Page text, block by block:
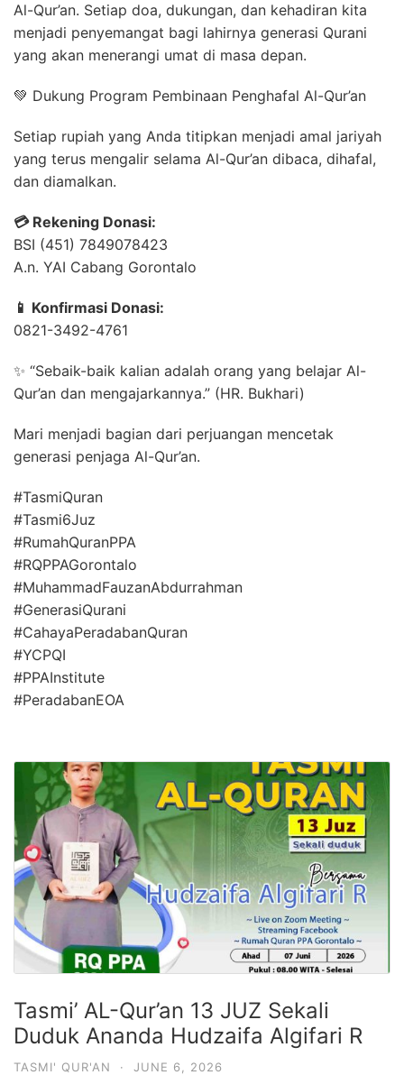
Al-Qur’an. Setiap doa, dukungan, dan kehadiran kita
menjadi penyemangat bagi lahirnya generasi Qurani
yang akan menerangi umat di masa depan.
💚 Dukung Program Pembinaan Penghafal Al-Qur’an
Setiap rupiah yang Anda titipkan menjadi amal jariyah
yang terus mengalir selama Al-Qur’an dibaca, dihafal,
dan diamalkan.
💳 Rekening Donasi:
BSI (451) 7849078423
A.n. YAI Cabang Gorontalo
📱 Konfirmasi Donasi:
0821-3492-4761
✨ “Sebaik-baik kalian adalah orang yang belajar Al-
Qur’an dan mengajarkannya.” (HR. Bukhari)
Mari menjadi bagian dari perjuangan mencetak
generasi penjaga Al-Qur’an.
#TasmiQuran
#Tasmi6Juz
#RumahQuranPPA
#RQPPAGorontalo
#MuhammadFauzanAbdurrahman
#GenerasiQurani
#CahayaPeradabanQuran
#YCPQI
#PPAInstitute
#PeradabanEOA
Tasmi’ AL-Qur’an 13 JUZ Sekali
Duduk Ananda Hudzaifa Algifari R
TASMI' QUR'AN · JUNE 6, 2026